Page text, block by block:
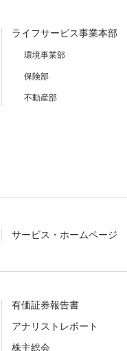
ライフサービス事業本部
環境事業部
保険部
不動産部
サービス・ホームページ
有価証券報告書
アナリストレポート
株主総会